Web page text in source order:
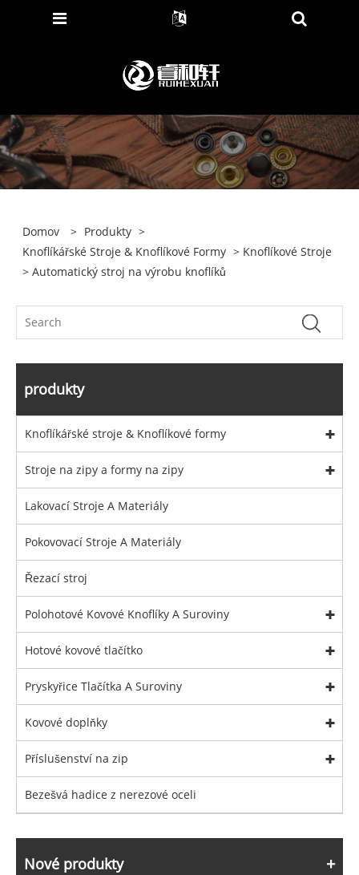
Domov > Produkty >
Knoflíkářské Stroje & Knoflíkové Formy > Knoflíkové Stroje
> Automatický stroj na výrobu knoflíků
produkty
Knoflíkářské stroje & Knoflíkové formy
Stroje na zipy a formy na zipy
Lakovací Stroje A Materiály
Pokovovací Stroje A Materiály
Řezací stroj
Polohotové Kovové Knoflíky A Suroviny
Hotové kovové tlačítko
Pryskyřice Tlačítka A Suroviny
Kovové doplňky
Příslušenství na zip
Bezešvá hadice z nerezové oceli
Nové produkty